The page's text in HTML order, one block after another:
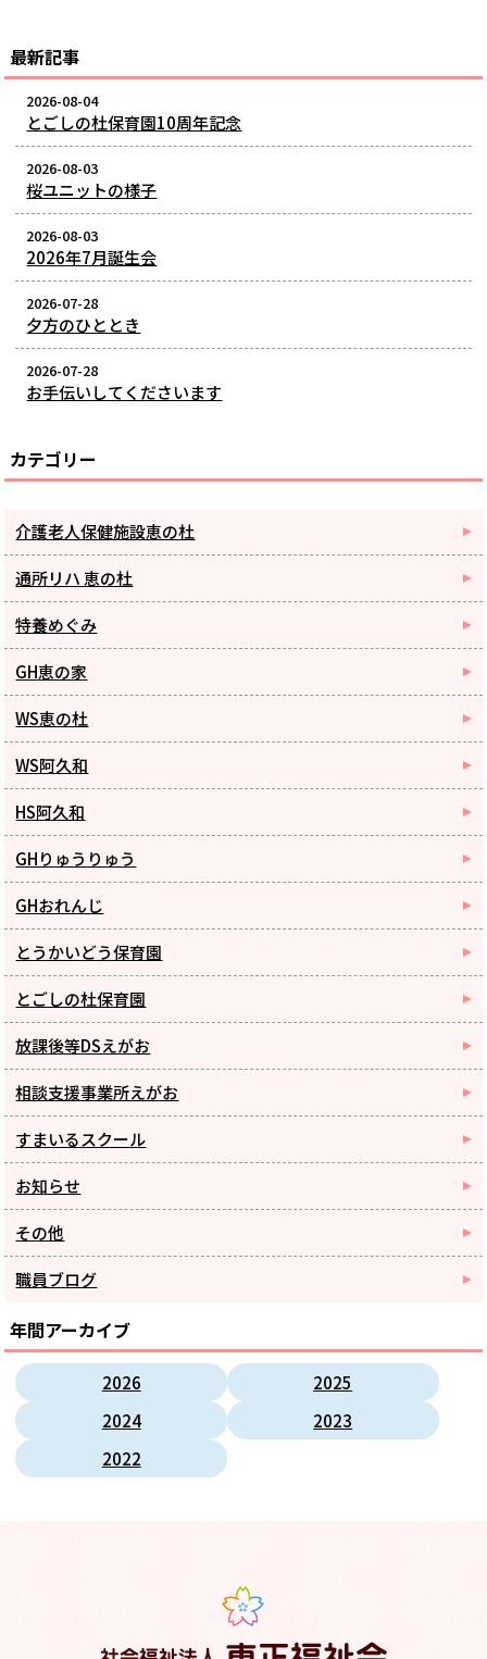
最新記事
2026-08-04
とごしの杜保育園10周年記念
2026-08-03
桜ユニットの様子
2026-08-03
2026年7月誕生会
2026-07-28
夕方のひととき
2026-07-28
お手伝いしてくださいます
カテゴリー
介護老人保健施設恵の杜
通所リハ 恵の杜
特養めぐみ
GH恵の家
WS恵の杜
WS阿久和
HS阿久和
GHりゅうりゅう
GHおれんじ
とうかいどう保育園
とごしの杜保育園
放課後等DSえがお
相談支援事業所えがお
すまいるスクール
お知らせ
その他
職員ブログ
年間アーカイブ
2026
2025
2024
2023
2022